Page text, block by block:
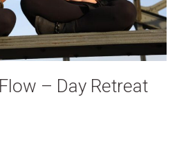
– Day Retreat